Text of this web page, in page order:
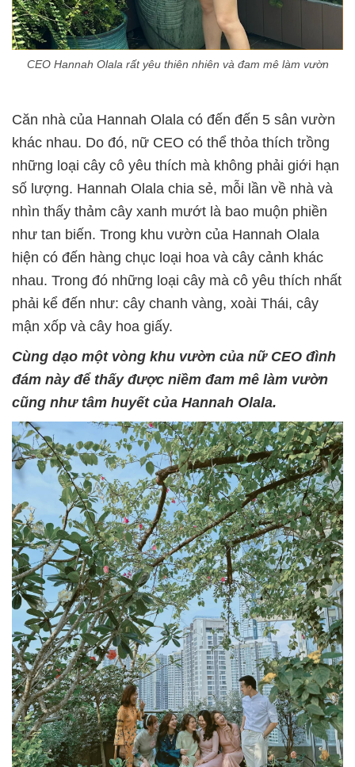
CEO Hannah Olala rất yêu thiên nhiên và đam mê làm vườn
Căn nhà của Hannah Olala có đến đến 5 sân vườn
khác nhau. Do đó, nữ CEO có thể thỏa thích trồng
những loại cây cô yêu thích mà không phải giới hạn
số lượng. Hannah Olala chia sẻ, mỗi lần về nhà và
nhìn thấy thảm cây xanh mướt là bao muộn phiền
như tan biến. Trong khu vườn của Hannah Olala
hiện có đến hàng chục loại hoa và cây cảnh khác
nhau. Trong đó những loại cây mà cô yêu thích nhất
phải kể đến như: cây chanh vàng, xoài Thái, cây
mận xốp và cây hoa giấy.
Cùng dạo một vòng khu vườn của nữ CEO đình
đám này để thấy được niềm đam mê làm vườn
cũng như tâm huyết của Hannah Olala.